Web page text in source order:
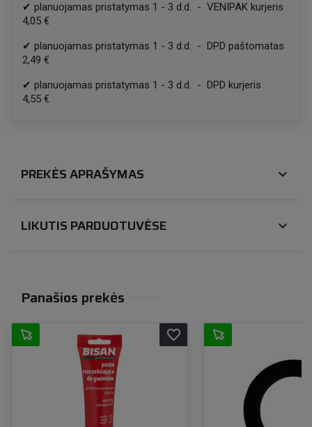
✔ planuojamas pristatymas 1 - 3 d.d. - VENIPAK kurjeris
4,05 €
✔ planuojamas pristatymas 1 - 3 d.d. - DPD paštomatas
2,49 €
✔ planuojamas pristatymas 1 - 3 d.d. - DPD kurjeris
4,55 €
PREKĖS APRAŠYMAS expand_more
LIKUTIS PARDUOTUVĖSE expand_more
Panašios prekės
favorite_border